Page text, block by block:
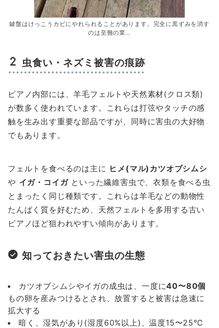
鍵盤はけっこうカビにやれられることがあります。完全に黒ずみを消す
のは至難の業…
虫食い・ネズミ被害の痕跡
ピアノ内部には、羊毛フェルトや天然素材(クロス類)
が数多く使われています。これらは打弦やタッチの感
触を生み出す重要な部品ですが、同時に害虫の大好物
でもあります。
フェルトを食べるのは主に ヒメ(マル)カツオブシムシ
や イガ・コイガといった繊維害虫で、衣類を食べる虫
とまったく同じ種類です。これらは羊毛などの動物性
たんぱく質を好むため、天然フェルトを多用する古い
ピアノほど狙われやすい傾向があります。
知っておきたい害虫の生態
カツオブシムシやイガの成虫は、一度に40〜80個
もの卵を産みつけるとされ、放置すると被害は急速に
拡大する
暗く、湿気があり(湿度60%以上)、温度15〜25℃